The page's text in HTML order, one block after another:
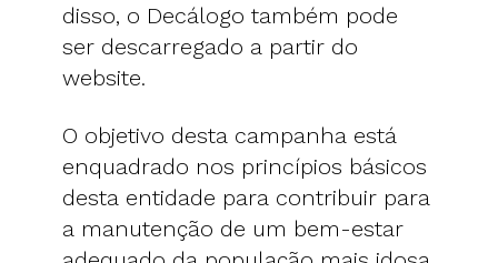
disso, o Decálogo também pode
ser descarregado a partir do
website.
O objetivo desta campanha está
enquadrado nos princípios básicos
desta entidade para contribuir para
a manutenção de um bem-estar